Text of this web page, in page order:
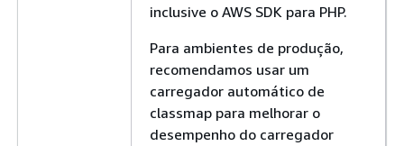
inclusive o AWS SDK para PHP.
Para ambientes de produção,
recomendamos usar um
carregador automático de
classmap para melhorar o
desempenho do carregador